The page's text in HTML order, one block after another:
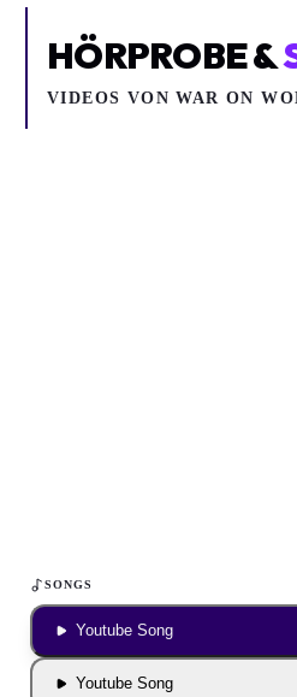
HÖRPROBE &
VIDEOS VONWAR ON
SONGS
Youtube Song
Youtube Song